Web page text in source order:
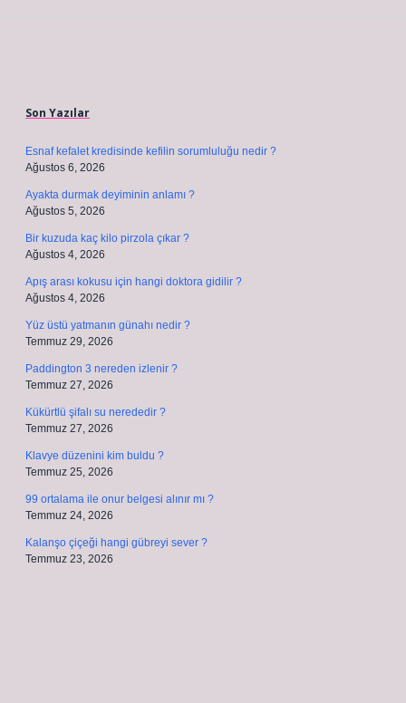
Son Yazılar
Esnaf kefalet kredisinde kefilin sorumluluğu nedir ?
Ağustos 6, 2026
Ayakta durmak deyiminin anlamı ?
Ağustos 5, 2026
Bir kuzuda kaç kilo pirzola çıkar ?
Ağustos 4, 2026
Apış arası kokusu için hangi doktora gidilir ?
Ağustos 4, 2026
Yüz üstü yatmanın günahı nedir ?
Temmuz 29, 2026
Paddington 3 nereden izlenir ?
Temmuz 27, 2026
Kükürtlü şifalı su nerededir ?
Temmuz 27, 2026
Klavye düzenini kim buldu ?
Temmuz 25, 2026
99 ortalama ile onur belgesi alınır mı ?
Temmuz 24, 2026
Kalanşo çiçeği hangi gübreyi sever ?
Temmuz 23, 2026